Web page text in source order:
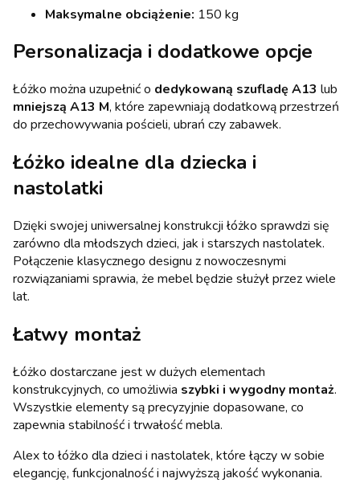
Maksymalne obciążenie: 150 kg
Personalizacja i dodatkowe opcje
Łóżko można uzupełnić o dedykowaną szufladę A13 lub
mniejszą A13 M, które zapewniają dodatkową przestrzeń
do przechowywania pościeli, ubrań czy zabawek.
Łóżko idealne dla dziecka i
nastolatki
Dzięki swojej uniwersalnej konstrukcji łóżko sprawdzi się
zarówno dla młodszych dzieci, jak i starszych nastolatek.
Połączenie klasycznego designu z nowoczesnymi
rozwiązaniami sprawia, że mebel będzie służył przez wiele
lat.
Łatwy montaż
Łóżko dostarczane jest w dużych elementach
konstrukcyjnych, co umożliwia szybki i wygodny montaż.
Wszystkie elementy są precyzyjnie dopasowane, co
zapewnia stabilność i trwałość mebla.
Alex to łóżko dla dzieci i nastolatek, które łączy w sobie
elegancję, funkcjonalność i najwyższą jakość wykonania.